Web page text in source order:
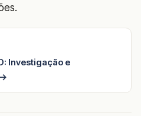
Investigação e